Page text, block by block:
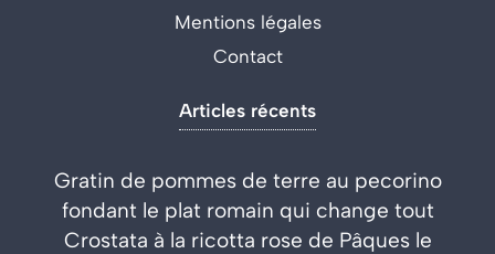
Mentions légales
Contact
Articles récents
Gratin de pommes de terre au pecorino
fondant le plat romain qui change tout
Crostata à la ricotta rose de Pâques le